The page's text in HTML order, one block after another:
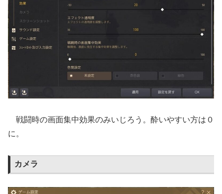
戦闘時の画面集中効果のみいじろう。酔いやすい方は０
に。
カメラ